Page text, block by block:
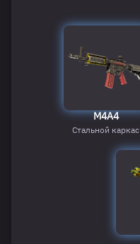
M4A4
Стальной каркас